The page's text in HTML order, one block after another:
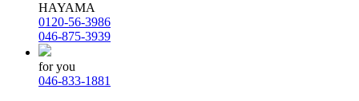
HAYAMA
0120-56-3986
046-875-3939
for you
046-833-1881